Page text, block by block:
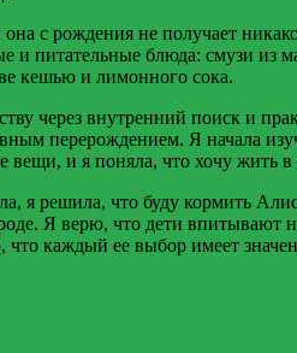
она с рождения не получает
и питательные блюда: смузи из
кешью и лимонного сока.
через внутренний поиск и
перерождением. Я начала
вещи, и я поняла, что хочу жить
я решила, что буду кормить
Я верю, что дети впитывают
что каждый ее выбор имеет